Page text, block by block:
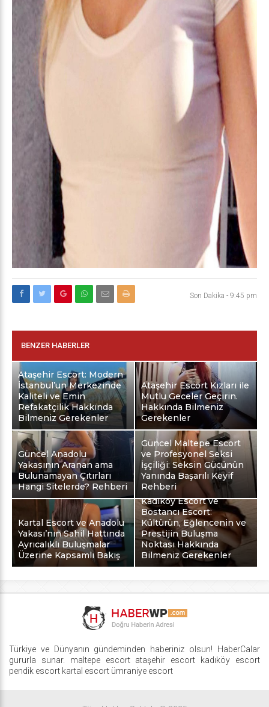
Son Dakika - 9:45 pm
BENZER HABERLER
Ataşehir Escort: Modern
İstanbul’un Merkezinde
Kaliteli ve Emin
Refakatçilik Hakkında
Bilmeniz Gerekenler
Ataşehir Escort Kızları ile
Mutlu Geceler Geçirin.
Hakkında Bilmeniz
Gerekenler
Güncel Anadolu
Yakasının Aranan ama
Bulunamayan Çıtırları
Hangi Sitelerde? Rehberi
Güncel Maltepe Escort
ve Profesyonel Seksi
İşçiliği: Seksin Gücünün
Yanında Başarılı Keyif
Rehberi
Kartal Escort ve Anadolu
Yakası’nın Sahil Hattında
Ayrıcalıklı Buluşmalar
Üzerine Kapsamlı Bakış
Kadıköy Escort ve
Bostancı Escort:
Kültürün, Eğlencenin ve
Prestijin Buluşma
Noktası Hakkında
Bilmeniz Gerekenler
Türkiye ve Dünyanın gündeminden haberiniz olsun! HaberCalar
gururla sunar. maltepe escort ataşehir escort
kadıköy escort
pendik escort kartal escort ümraniye escort